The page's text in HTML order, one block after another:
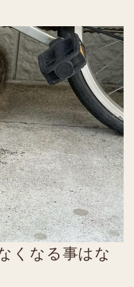
くなる事はな